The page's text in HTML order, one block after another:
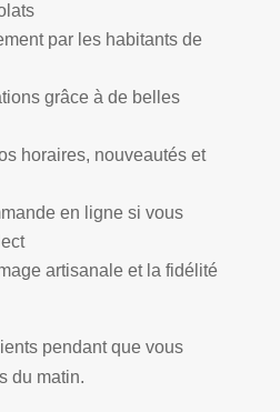
par les habitants de
grâce à de belles
horaires, nouveautés et
en ligne si vous
artisanale et la fidélité
pendant que vous
du matin.